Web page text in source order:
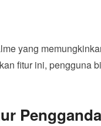
yang
fitur ini, pengguna